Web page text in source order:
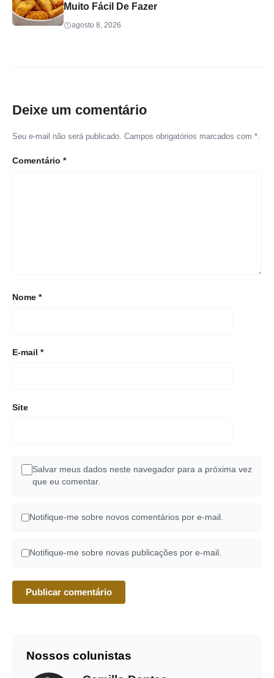
Muito Fácil De Fazer
agosto 8, 2026
Deixe um comentário
Seu e-mail não será publicado. Campos obrigatórios marcados com *.
Comentário *
Nome *
E-mail *
Site
Salvar meus dados neste navegador para a próxima vez
que eu comentar.
Notifique-me sobre novos comentários por e-mail.
Notifique-me sobre novas publicações por e-mail.
Nossos colunistas